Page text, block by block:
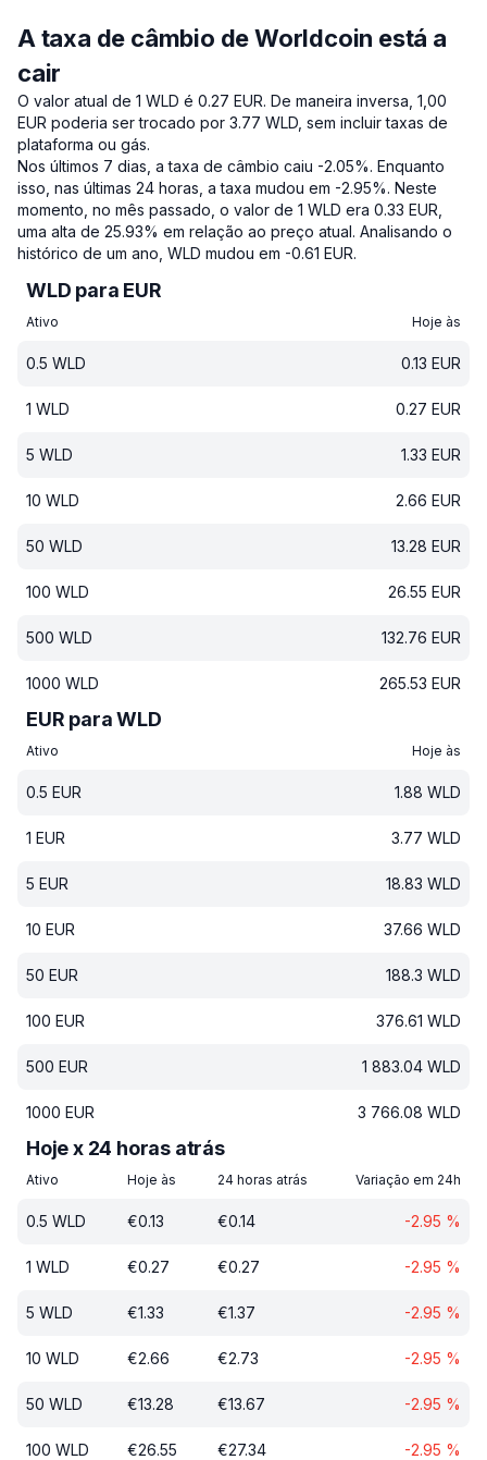
A taxa de câmbio de Worldcoin está a
cair
O valor atual de 1 WLD é 0.27 EUR. De maneira inversa, 1,00
EUR poderia ser trocado por 3.77 WLD, sem incluir taxas de
plataforma ou gás.
Nos últimos 7 dias, a taxa de câmbio caiu -2.05%. Enquanto
isso, nas últimas 24 horas, a taxa mudou em -2.95%. Neste
momento, no mês passado, o valor de 1 WLD era 0.33 EUR,
uma alta de 25.93% em relação ao preço atual. Analisando o
histórico de um ano, WLD mudou em -0.61 EUR.
WLD para EUR
Ativo Hoje às
0.5 WLD 0.13 EUR
1 WLD 0.27 EUR
5 WLD 1.33 EUR
10 WLD 2.66 EUR
50 WLD 13.28 EUR
100 WLD 26.55 EUR
500 WLD 132.76 EUR
1000 WLD 265.53 EUR
EUR para WLD
Ativo Hoje às
0.5 EUR 1.88 WLD
1 EUR 3.77 WLD
5 EUR 18.83 WLD
10 EUR 37.66 WLD
50 EUR 188.3 WLD
100 EUR 376.61 WLD
500 EUR 1 883.04 WLD
1000 EUR 3 766.08 WLD
Hoje x 24 horas atrás
Ativo Hoje às 24 horas atrás Variação em 24h
0.5 WLD €0.13 €0.14 -2.95 %
1 WLD €0.27 €0.27 -2.95 %
5 WLD €1.33 €1.37 -2.95 %
10 WLD €2.66 €2.73 -2.95 %
50 WLD €13.28 €13.67 -2.95 %
100 WLD €26.55 €27.34 -2.95 %